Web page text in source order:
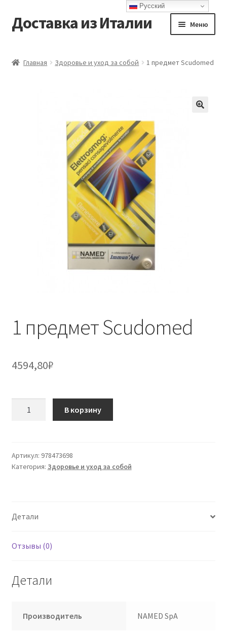
Перейти
к
Перейти
к
Доставка из Италии Меню
Оформление заказа
Главная Здоровье и уход за собой 1 предмет Scudomed
1 предмет Scudomed
4594,80₽
Scudomed
В корзину
Артикул: 978473698
Категория: Здоровье и уход за собой
Детали
Отзывы (0)
Детали
Производитель NAMED SpA
Русский